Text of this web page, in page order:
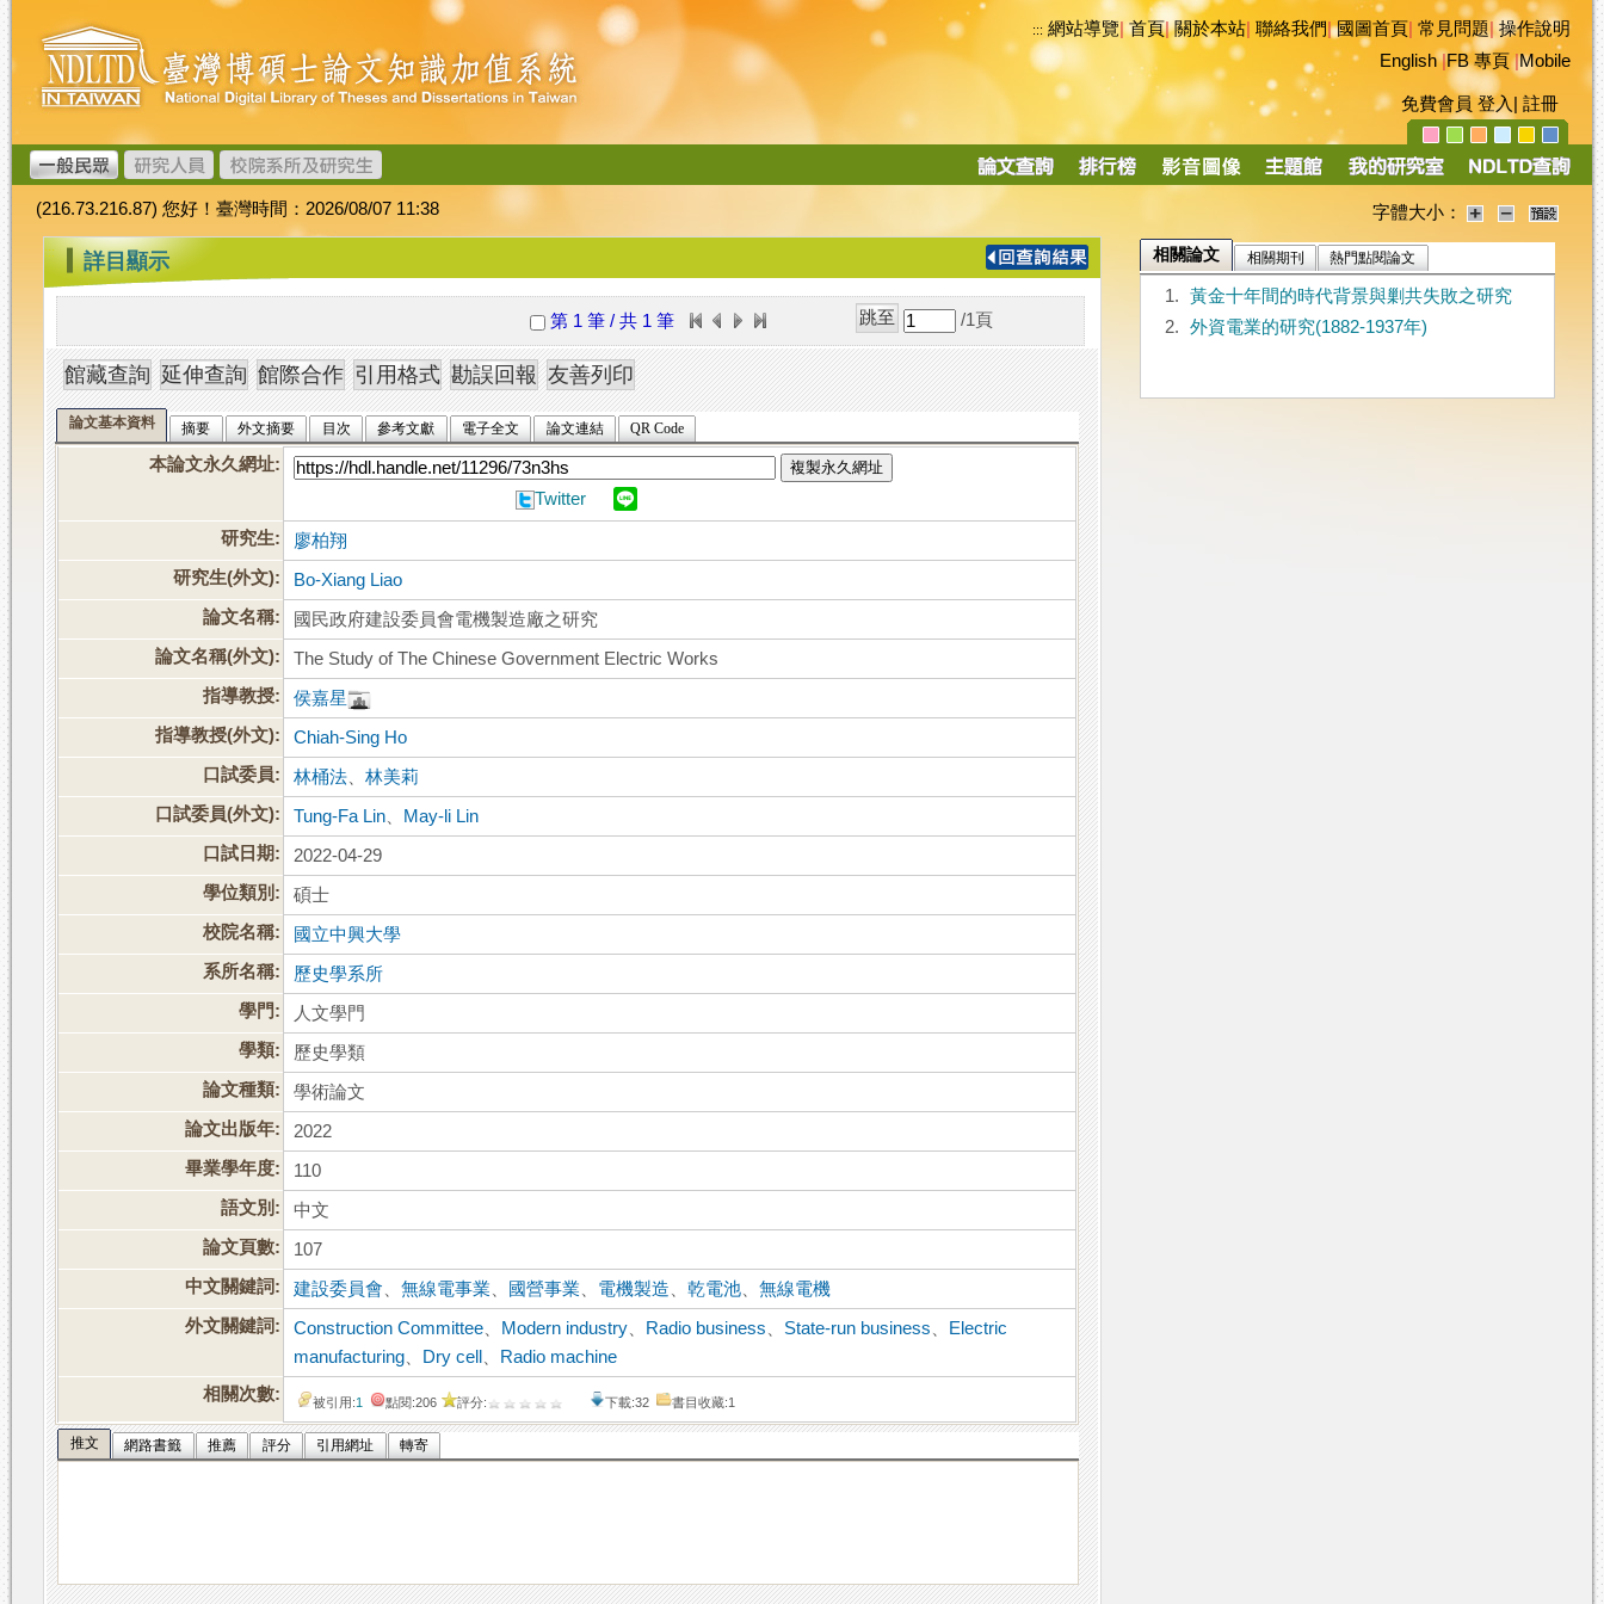
跳
到
主
要
內
容
臺
灣
博
碩
士
論
文
加
值
系
統
::: 網站導覽|首頁|關於本站 聯絡我們|國圖首頁 常見問題|操作說明
English|FB 專頁|Mobile
免費會員 登入 註冊
導
(216.73.216.87) 您好！臺灣時間：2026/08/07 11:38 字體大小：
::: 詳目顯示
第 1 筆 / 共 1 筆 /1 頁
論文基本資料 摘要 外文摘要 目次 參考文獻 電子全文 論文連結 QR Code
本論文永久網址: 複製永久網址
Twitter
研究生:
廖柏翔
研究生(外文):
Bo-Xiang Liao
論文名稱:
國民政府建設委員會電機製造廠之研究
論文名稱(外文):
The Study of The Chinese Government Electric Works
指導教授:
侯嘉星
指導教授(外文):
Chiah-Sing Ho
口試委員:
林桶法 、林美莉
口試委員(外文):
Tung-Fa Lin
May-li Lin
口試日期:
2022-04-29
學位類別:
碩士
校院名稱:
國立中興大學
系所名稱:
歷史學系所
學門:
人文學門
學類:
歷史學類
論文種類:
學術論文
論文出版年:
2022
畢業學年度:
110
語文別:
中文
論文頁數:
107
中文關鍵詞:
建設委員會 、無線電事業 國營事業 電機製造 、乾電池 、無線電機
外文關鍵詞:
Construction Committee Modern industry Radio business State-run business
Electric
manufacturing
Dry cell
Radio machine
相關次數:
被引用:1 點閱:206 評分: 下載:32 書目收藏:1
推文 網路書籤 推薦 評分 引用網址 轉寄
相關論文 相關期刊 熱門點閱論文
1.
黃金十年間的時代背景與剿共失敗之研究
2.
外資電業的研究(1882-1937年)